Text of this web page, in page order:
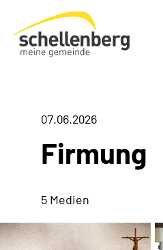
Gemeinde Schellenberg Startseite
07.06.2026
Firmung
5 Medien